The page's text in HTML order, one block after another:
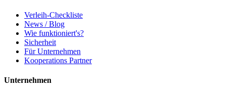
Verleih-Checkliste
News / Blog
Wie funktioniert's?
Sicherheit
Für Unternehmen
Kooperations Partner
Unternehmen